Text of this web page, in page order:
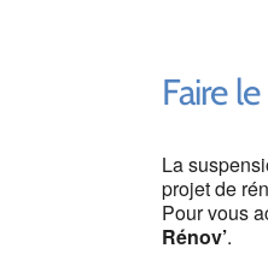
Faire
La
projet de
Pour vous
Rénov’.